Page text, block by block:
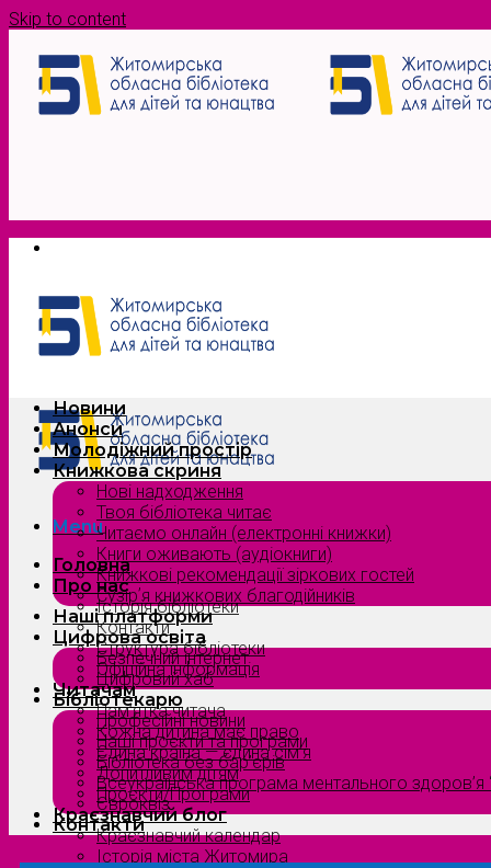
Skip to content
Menu
Головна
Про нас
Історія бібліотеки
Контакти
Структура бібліотеки
Офіційна інформація
Читачам
Пам’ятка читача
Кожна дитина має право
Єдина країна — єдина сім’я
Допитливим дітям
Проєкти/Програми
Краєзнавчий блог
Краєзнавчий календар
Історія міста Житомира
Новини
Анонси
Молодіжний простір
Книжкова скриня
Нові надходження
Твоя бібліотека читає
Читаємо онлайн (електронні книжки)
Книги оживають (аудіокниги)
Книжкові рекомендації зіркових гостей
Сузірʼя книжкових благодійників
Наші платформи
Цифрова освіта
Безпечний інтернет
Цифровий хаб
Бібліотекарю
Професійні новини
Наші проєкти та програми
Бібліотека без бар’єрів
Всеукраїнська програма ментального здоров’я
Євроквіз
Контакти